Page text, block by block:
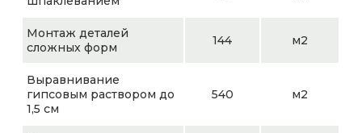
Монтаж деталей
сложных форм
144 м2
Выравнивание
гипсовым раствором до
1,5 см
540 м2